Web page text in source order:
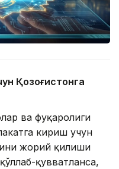
Қозоғистонга
ва фуқаролиги
кириш учун
жорий қилиши
қувватланса,